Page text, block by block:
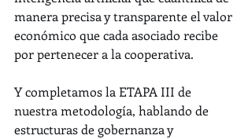
manera precisa y transparente el valor
económico que cada asociado recibe
por pertenecer a la cooperativa.
Y completamos la ETAPA III de
nuestra metodología, hablando de
estructuras de gobernanza y